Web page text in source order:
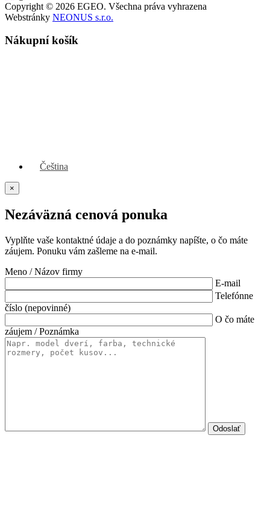
Copyright © 2026 EGEO. Všechna práva vyhrazena
Webstránky NEONUS s.r.o.
Nákupní košík
Čeština
×
Nezáväzná cenová ponuka
Vyplňte vaše kontaktné údaje a do poznámky napíšte, o čo máte
záujem. Ponuku vám zašleme na e-mail.
Meno / Názov firmy
E-mail
Telefónne
číslo (nepovinné)
O čo máte
záujem / Poznámka